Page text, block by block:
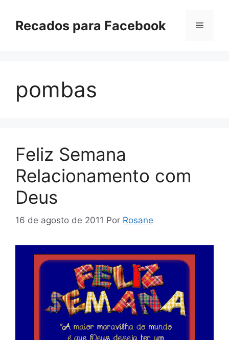
paraRecados para Facebook Menu
pombas
Feliz Semana
Relacionamento com
Deus
16 de agosto de 2011 Por Rosane